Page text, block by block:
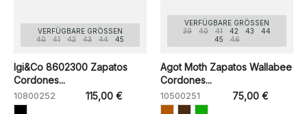
VERFÜGBARE GRÖSSEN
40
41 42 43 44 45
Igi&Co 8602300 Zapatos
Cordones...
10800252 115,00 €
VERFÜGBARE GRÖSSEN
39
40 41 42 43
44
45
46
Agot Moth Zapatos Wallabee
Cordones...
10500251 75,00 €